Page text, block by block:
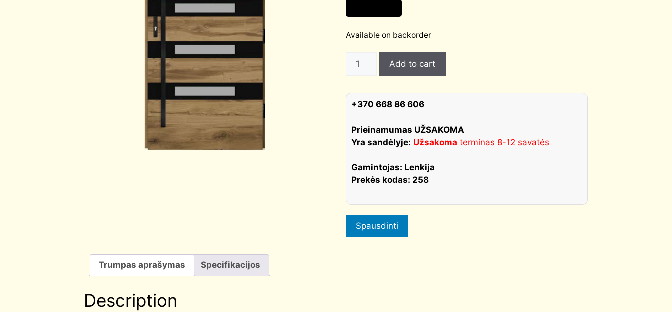
Available on backorder
TIVOLI
MATRIX
stiklintos
lauko
durys
100
mm
Add to cart
+370 668 86 606
Prieinamumas UŽSAKOMA
Yra sandėlyje: Užsakoma terminas 8-12 savatės
Gamintojas: Lenkija
Prekės kodas: 258
Spausdinti
Trumpas aprašymas Specifikacijos
Description